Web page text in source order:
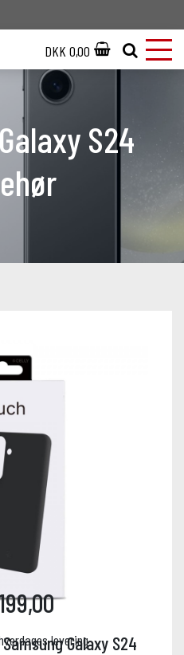
DKK 0,00
S24
Galaxy S24
levering